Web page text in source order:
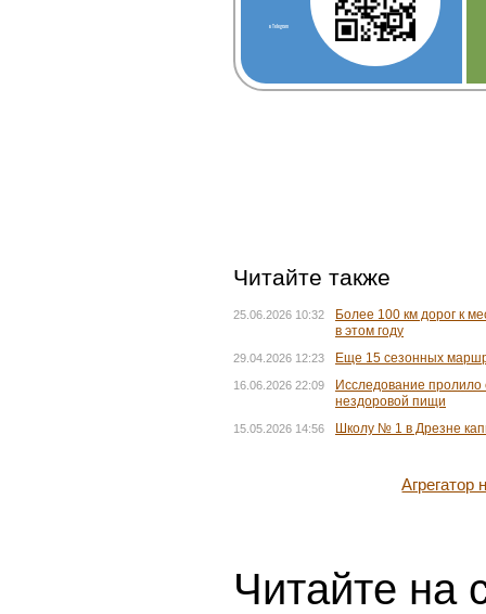
в Telegram
Читайте также
25.06.2026 10:32
Более 100 км дорог к
в этом году
29.04.2026 12:23 Еще 15 сезонных
16.06.2026 22:09
Исследование пролило
нездоровой пищи
15.05.2026 14:56 Школу № 1 в Дрезне
Читайте на